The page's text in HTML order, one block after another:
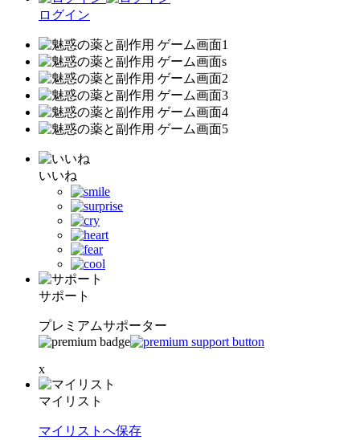
ログイン
いいね
サポート
プレミアムサポーター
x
マイリスト
マイリストへ保存